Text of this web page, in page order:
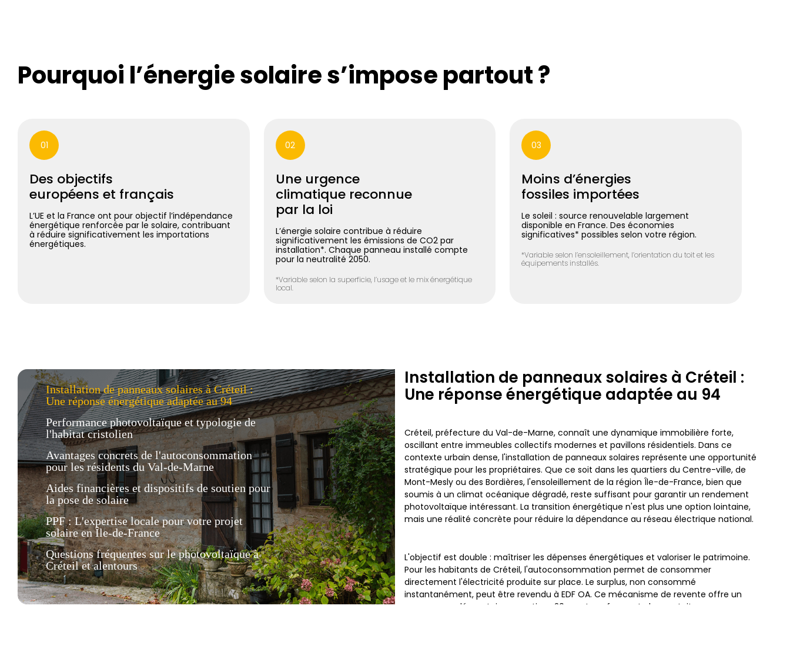
Pourquoi l’énergie solaire s’impose partout ?
01
Des objectifs
européens et français
L’UE et la France ont pour objectif l’indépendance
énergétique renforcée par le solaire, contribuant
à réduire significativement les importations
énergétiques.
02
Une urgence
climatique reconnue
par la loi
L’énergie solaire contribue à réduire
significativement les émissions de CO2 par
installation*. Chaque panneau installé compte
pour la neutralité 2050.
*Variable selon la superficie, l’usage et le mix énergétique
local.
03
Moins d’énergies
fossiles importées
Le soleil : source renouvelable largement
disponible en France. Des économies
significatives* possibles selon votre région.
*Variable selon l’ensoleillement, l’orientation du toit et les
équipements installés.
Installation de panneaux solaires à Créteil :
Une réponse énergétique adaptée au 94
Performance photovoltaïque et typologie de
l'habitat cristolien
Avantages concrets de l'autoconsommation
pour les résidents du Val-de-Marne
Aides financières et dispositifs de soutien pour
la pose de solaire
PPF : L'expertise locale pour votre projet
solaire en Île-de-France
Questions fréquentes sur le photovoltaïque à
Créteil et alentours
Installation de panneaux solaires à Créteil :
Une réponse énergétique adaptée au 94
Créteil, préfecture du Val-de-Marne, connaît une dynamique immobilière forte,
oscillant entre immeubles collectifs modernes et pavillons résidentiels. Dans ce
contexte urbain dense, l'installation de panneaux solaires représente une opportunité
stratégique pour les propriétaires. Que ce soit dans les quartiers du Centre-ville, de
Mont-Mesly ou des Bordières, l'ensoleillement de la région Île-de-France, bien que
soumis à un climat océanique dégradé, reste suffisant pour garantir un rendement
photovoltaïque intéressant. La transition énergétique n'est plus une option lointaine,
mais une réalité concrète pour réduire la dépendance au réseau électrique national.
L'objectif est double : maîtriser les dépenses énergétiques et valoriser le patrimoine.
Pour les habitants de Créteil, l'autoconsommation permet de consommer
directement l'électricité produite sur place. Le surplus, non consommé
instantanément, peut être revendu à EDF OA. Ce mécanisme de revente offre un
revenu complémentaire garanti sur 20 ans, transformant chaque toiture en une